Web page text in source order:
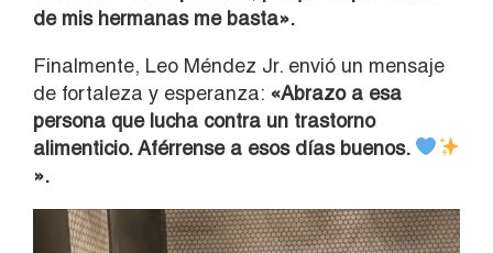
de mis hermanas me basta».
Finalmente, Leo Méndez Jr. envió un mensaje
de fortaleza y esperanza: «Abrazo a esa
persona que lucha contra un trastorno
alimenticio. Aférrense a esos días buenos.
».